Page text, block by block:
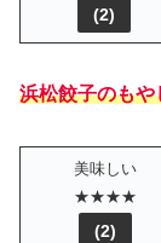
(2)
浜松餃子のも
美味しい
★★★★
(2)